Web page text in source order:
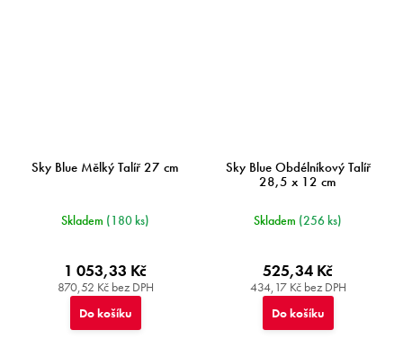
Sky Blue Mělký Talíř 27 cm
Skladem (180 ks)
870,52 Kč bez DPH
1 053,33 Kč
Do košíku
Sky Blue Obdélníkový Talíř
28,5 x 12 cm
Skladem (256 ks)
434,17 Kč bez DPH
525,34 Kč
Do košíku